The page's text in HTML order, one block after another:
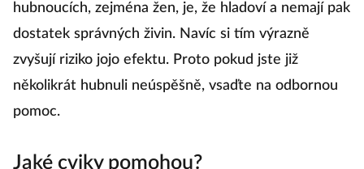
hubnoucích, zejména žen, je, že hladoví a nemají pak
dostatek správných živin. Navíc si tím výrazně
zvyšují riziko jojo efektu. Proto pokud jste již
několikrát hubnuli neúspěšně, vsaďte na odbornou
pomoc.
Jaké cviky pomohou?